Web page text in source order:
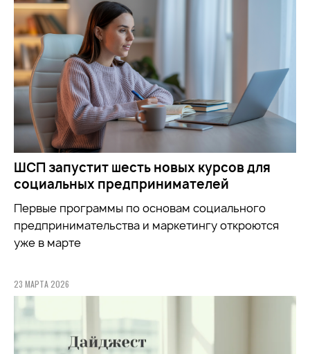
ШСП запустит шесть новых курсов для
социальных предпринимателей
Первые программы по основам социального
предпринимательства и маркетингу откроются
уже в марте
23 МАРТА 2026